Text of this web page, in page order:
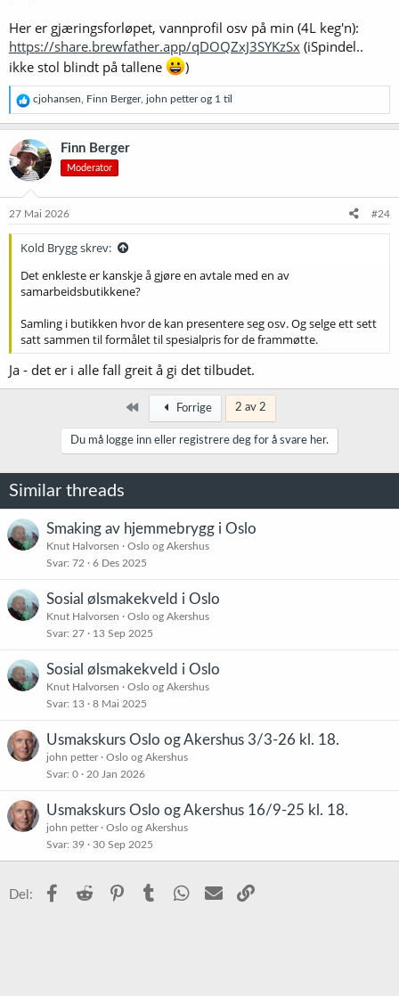
Her er gjæringsforløpet, vannprofil osv på min (4L keg'n):
https://share.brewfather.app/qDOQZxJ3SYKzSx (iSpindel..
ikke stol blindt på tallene
)
R
e
a
k
s
j
o
e
cjohansen Finn Berger, john petterog 1 til
Finn Berger
Moderator
27 Mai 2026 #24
Kold Brygg skrev:
Det enkleste er kanskje å gjøre en avtale med en av
samarbeidsbutikkene?
Samling i butikken hvor de kan presentere seg osv. Og selge ett sett
satt sammen til formålet til spesialpris for de frammøtte.
Ja - det er i alle fall greit å gi det tilbudet.
Først Forrige 2 av 2
Du må logge inn eller registrere deg for å svare her.
Similar threads
Smaking av hjemmebrygg i Oslo
Knut Halvorsen
Oslo og Akershus
Svar 72 6 Des 2025
Sosial ølsmakekveld i Oslo
Knut Halvorsen
Oslo og Akershus
Svar 27 13 Sep 2025
Sosial ølsmakekveld i Oslo
Knut Halvorsen
Oslo og Akershus
Svar 13 8 Mai 2025
Usmakskurs Oslo og Akershus 3/3-26 kl. 18.
john petter
Oslo og Akershus
Svar 0 20 Jan 2026
Usmakskurs Oslo og Akershus 16/9-25 kl. 18.
john petter
Oslo og Akershus
Svar 39 30 Sep 2025
Del: Facebook
Reddit PinterestTumblr WhatsApp
E-post